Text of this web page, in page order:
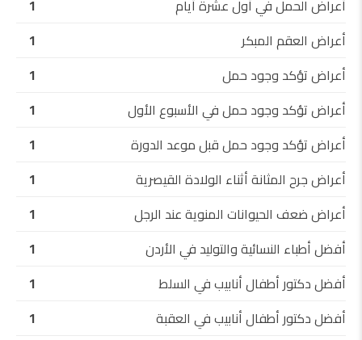
أعراض الحمل في أول عشرة أيام
1
أعراض العقم المبكر
1
أعراض تؤكد وجود حمل
1
أعراض تؤكد وجود حمل في الأسبوع الأول
1
أعراض تؤكد وجود حمل قبل موعد الدورة
1
أعراض جرح المثانة أثناء الولادة القيصرية
1
أعراض ضعف الحيوانات المنوية عند الرجل
1
أفضل أطباء النسائية والتوليد في الأردن
1
أفضل دكتور أطفال أنابيب في السلط
1
أفضل دكتور أطفال أنابيب في العقبة
1